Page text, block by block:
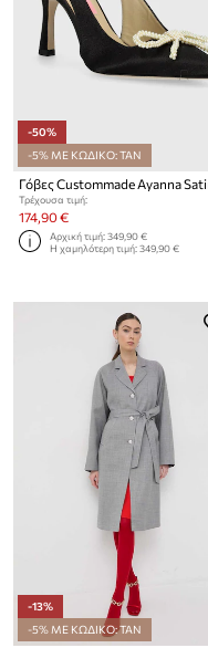
-50%
-5% ΜΕ ΚΩΔΙΚΟ: TAN
Τρέχουσα τιμή:
174,90 €
Αρχική τιμή:349,90 €
Η χαμηλότερη τιμή:349,90 €
-13%
-5% ΜΕ ΚΩΔΙΚΟ: TAN